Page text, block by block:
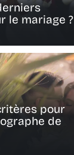
le mariage ?
pour
de